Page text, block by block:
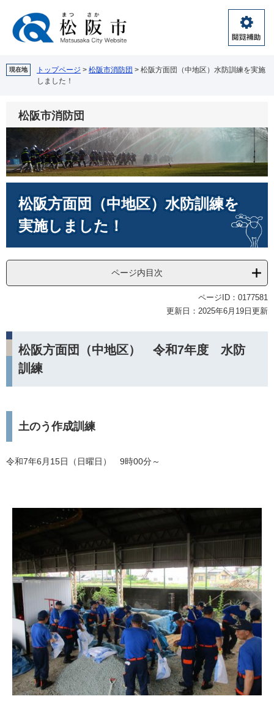
閲
覧
助
現在地 トップページ > 松阪市消防団 > 松阪方面団（中地区）水防訓練を実施
しました！
松阪市消防団
松阪方面団（中地区）水防訓練を
実施しました！
ページ内目次
ページID：0177581
更新日：2025年6月19日更新
松阪方面団（中地区） 令和7年度 水防
訓練
土のう作成訓練
令和7年6月15日（日曜日） 9時00分～